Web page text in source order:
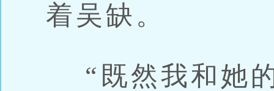
着吴缺。
“既然我和她